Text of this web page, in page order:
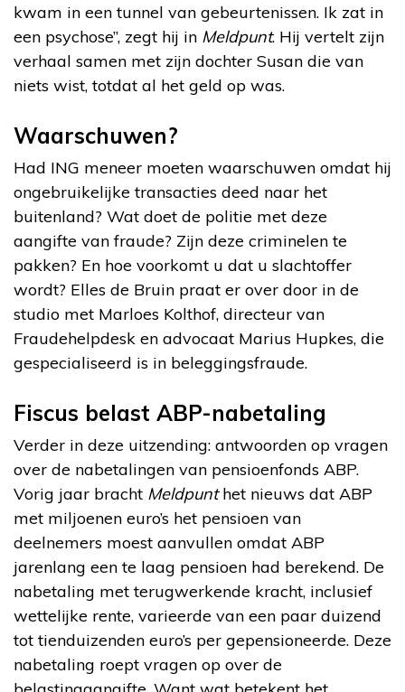
kwam in een tunnel van gebeurtenissen. Ik zat in
een psychose”, zegt hij in Meldpunt. Hij vertelt zijn
verhaal samen met zijn dochter Susan die van
niets wist, totdat al het geld op was.
Waarschuwen?
Had ING meneer moeten waarschuwen omdat hij
ongebruikelijke transacties deed naar het
buitenland? Wat doet de politie met deze
aangifte van fraude? Zijn deze criminelen te
pakken? En hoe voorkomt u dat u slachtoffer
wordt? Elles de Bruin praat er over door in de
studio met Marloes Kolthof, directeur van
Fraudehelpdesk en advocaat Marius Hupkes, die
gespecialiseerd is in beleggingsfraude.
Fiscus belast ABP-nabetaling
Verder in deze uitzending: antwoorden op vragen
over de nabetalingen van pensioenfonds ABP.
Vorig jaar bracht Meldpunthet nieuws dat ABP
met miljoenen euro’s het pensioen van
deelnemers moest aanvullen omdat ABP
jarenlang een te laag pensioen had berekend. De
nabetaling met terugwerkende kracht, inclusief
wettelijke rente, varieerde van een paar duizend
tot tienduizenden euro’s per gepensioneerde. Deze
nabetaling roept vragen op over de